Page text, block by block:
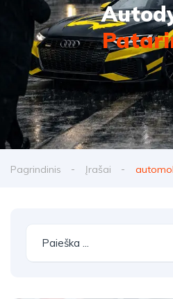
Pagrindinis Įrašai